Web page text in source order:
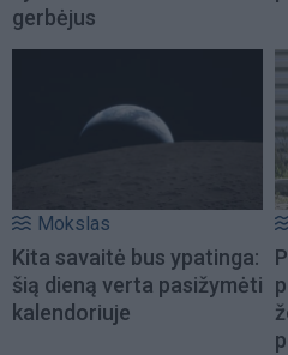
gerbėjus
Mokslas
Kita savaitė bus ypatinga:
šią dieną verta pasižymėti
kalendoriuje